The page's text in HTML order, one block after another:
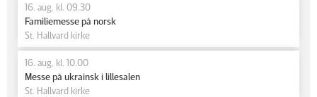
16. aug. kl. 09.30
Familiemesse på norsk
St. Hallvard kirke
16. aug. kl. 10.00
Messe på ukrainsk i lillesalen
St. Hallvard kirke